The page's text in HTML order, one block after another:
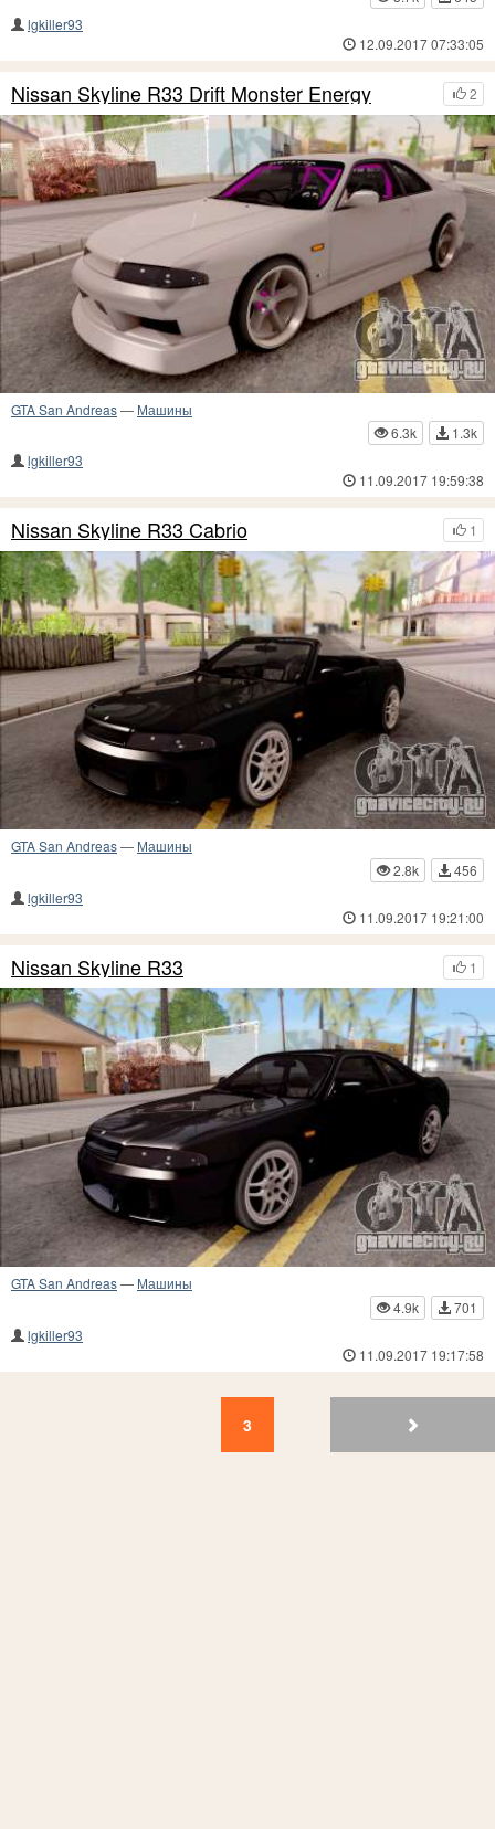
lgkiller93
12.09.2017 07:33:05
2
Nissan Skyline R33 Drift Monster Energy
GTA San Andreas— Машины
6.3k
1.3k
lgkiller93
11.09.2017 19:59:38
1
Nissan Skyline R33 Cabrio
GTA San Andreas— Машины
2.8k
456
lgkiller93
11.09.2017 19:21:00
1
Nissan Skyline R33
GTA San Andreas— Машины
4.9k
701
lgkiller93
11.09.2017 19:17:58
2 1
3